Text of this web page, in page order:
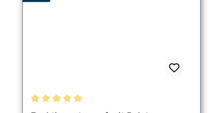
Durchschnittliche Bewertung von 5 von 5 Sternen